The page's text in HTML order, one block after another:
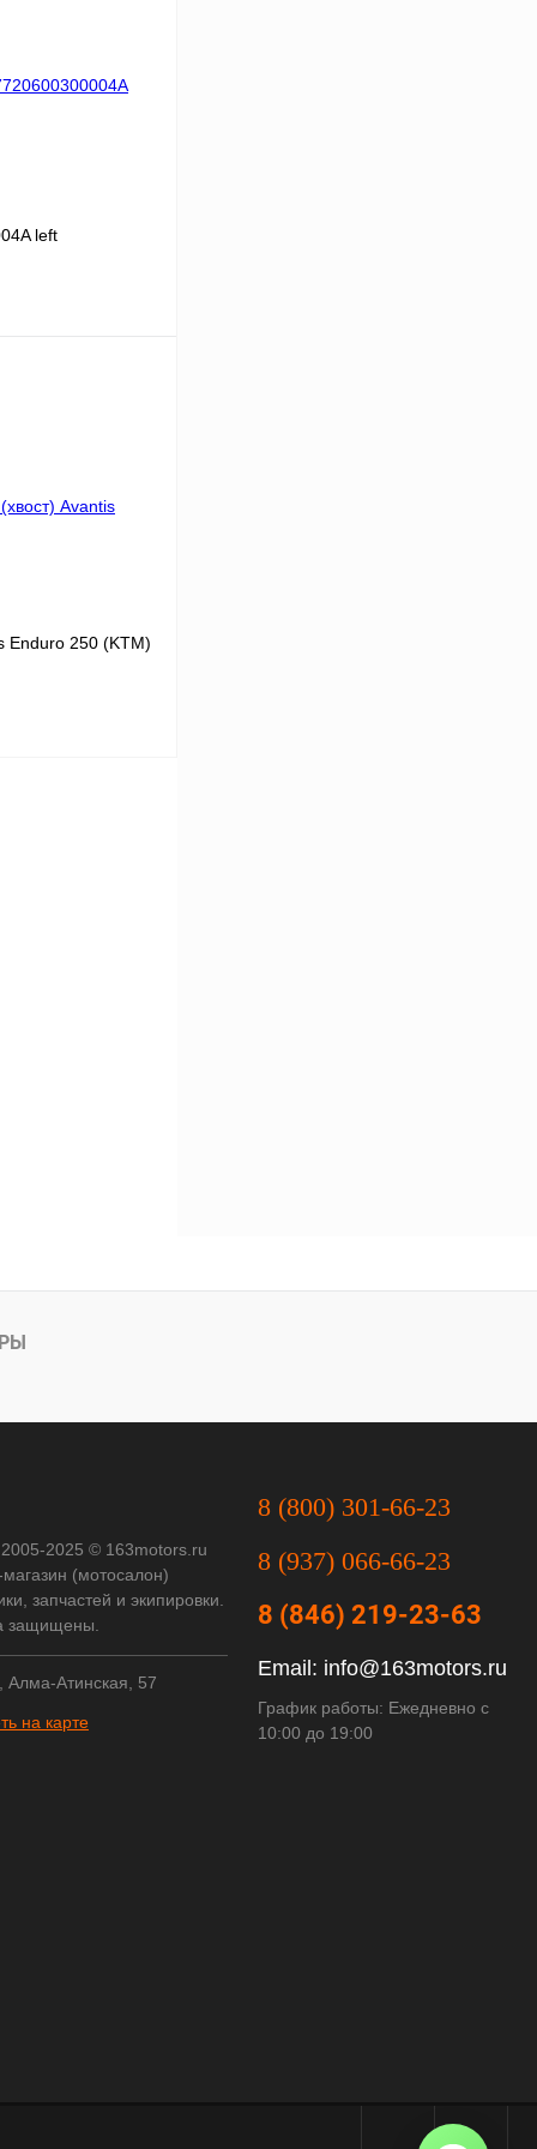
left
Enduro 250 (KTM)
2025 © 163motors.ru
(мотосалон)
запчастей и экипировки.
защищены.
Алма-Атинская, 57
на карте
8 (800) 301-66-23
8 (937) 066-66-23
8 (846) 219-23-63
Email: info@163motors.ru
График работы: Ежедневно с
10:00 до 19:00